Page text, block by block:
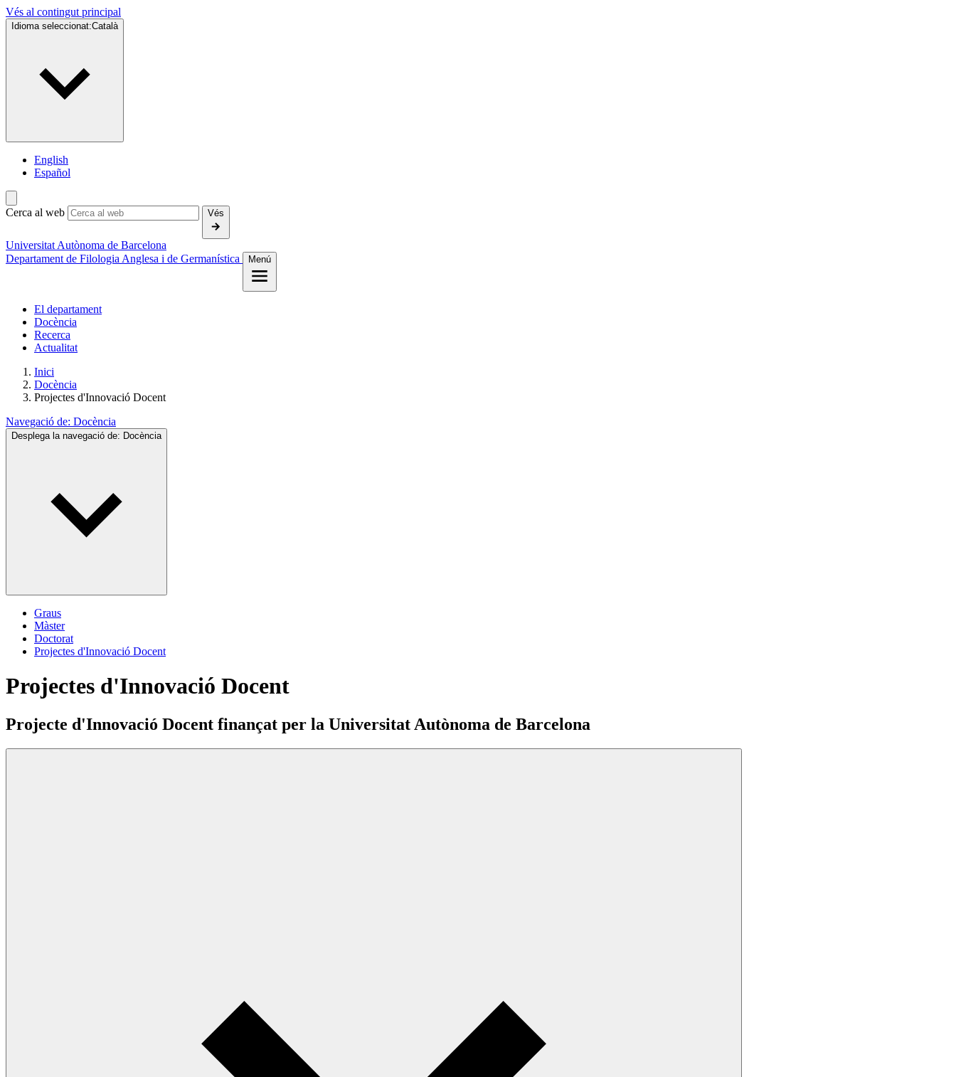
Vés al contingut principal
Idioma seleccionat:Català
English
Español
Cerca al web Vés
Universitat Autònoma de Barcelona
Departament de Filologia Anglesa i de Germanística
Menú
El departament
Docència
Recerca
Actualitat
Inici
Docència
Projectes d'Innovació Docent
Navegació de: Docència
Desplega la navegació de: Docència
Graus
Màster
Doctorat
Projectes d'Innovació Docent
Projectes d'Innovació Docent
Projecte d'Innovació Docent finançat per la Universitat Autònoma de Barcelona